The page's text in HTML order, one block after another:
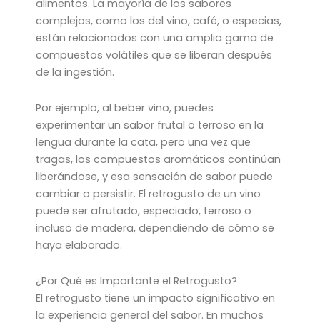
alimentos. La mayoría de los sabores
complejos, como los del vino, café, o especias,
están relacionados con una amplia gama de
compuestos volátiles que se liberan después
de la ingestión.
Por ejemplo, al beber vino, puedes
experimentar un sabor frutal o terroso en la
lengua durante la cata, pero una vez que
tragas, los compuestos aromáticos continúan
liberándose, y esa sensación de sabor puede
cambiar o persistir. El retrogusto de un vino
puede ser afrutado, especiado, terroso o
incluso de madera, dependiendo de cómo se
haya elaborado.
¿Por Qué es Importante el Retrogusto?
El retrogusto tiene un impacto significativo en
la experiencia general del sabor. En muchos